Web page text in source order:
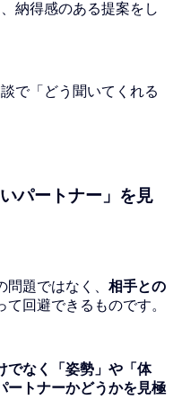
納得感のある提案をし
で「どう聞いてくれる
パートナー」を見
問題ではなく、 相手との
て回避できるものです。
でなく「姿勢」や「体
ートナーかどうかを見極